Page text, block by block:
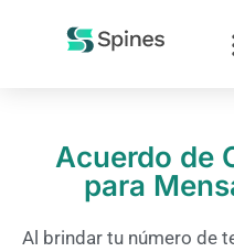
Acuerdo de
para
Al brindar tu número de